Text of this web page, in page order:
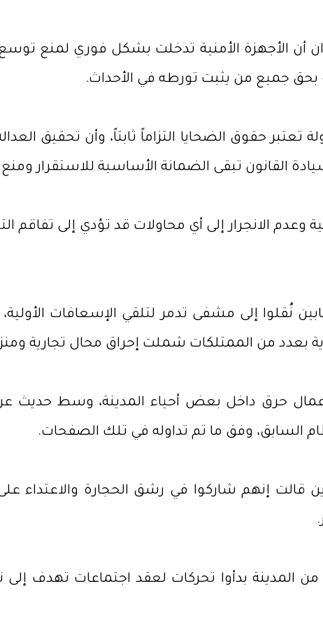
في بيانها الصادر الثلاثاء 16 حزيران أن الأجهزة الأمنية
بحق جميع من يثبت تورطه في الأحداث.
حقوق الضحايا التزاماً ثابتاً، وأن تحقيق
القانون تبقى الضمانة الأساسية للاستقرار
الانجرار إلى أي محاولات قد تؤدي إلى تفاقم
نُقلوا إلى مشفى تدمر لتلقي الإسعافات
بعدد من الممتلكات شملت إحراق محال تجارية
حرق داخل بعض أحياء المدينة، وسط حديث عن
السابق، وفق ما تم تداوله في تلك الصفحات.
إنهم شاركوا في رشق الحجارة والاعتداء على
بدأوا تحركات لعقد اجتماعات تهدف إلى